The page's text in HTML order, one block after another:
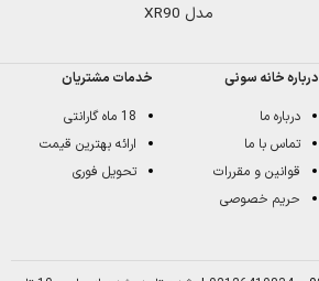
مدل XR90
درباره خانه سونی
درباره ما
تماس با ما
قوانین و مقررات
حریم خصوصی
خدمات مشتریان
18 ماه گارانتی
ارائه بهترین قیمت
تحویل فوری